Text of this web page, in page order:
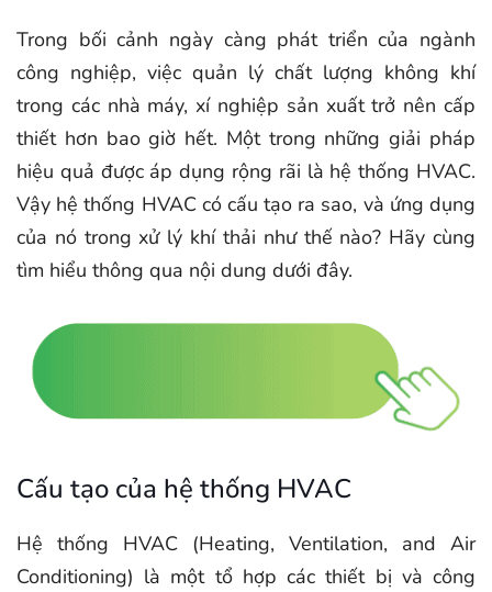
Trong bối cảnh ngày càng phát triển của ngành
công nghiệp, việc quản lý chất lượng không khí
trong các nhà máy, xí nghiệp sản xuất trở nên cấp
thiết hơn bao giờ hết. Một trong những giải pháp
hiệu quả được áp dụng rộng rãi là hệ thống HVAC.
Vậy hệ thống HVAC có cấu tạo ra sao, và ứng dụng
của nó trong xử lý khí thải như thế nào? Hãy cùng
tìm hiểu thông qua nội dung dưới đây.
Cấu tạo của hệ thống HVAC
Hệ thống HVAC (Heating, Ventilation, and Air
Conditioning) là một tổ hợp các thiết bị và công